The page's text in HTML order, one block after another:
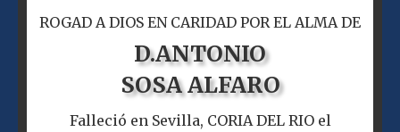
ROGAD A DIOS EN CARIDAD POR EL ALMA DE
D.ANTONIO
SOSA ALFARO
Falleció en Sevilla, CORIA DEL RIO el